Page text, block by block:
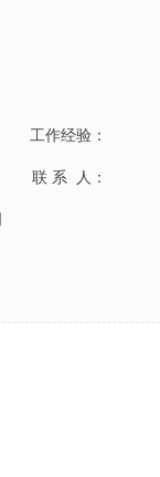
工作经验：
联 系 人：